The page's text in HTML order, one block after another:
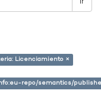
Licenciamiento ×
repo/semantics/